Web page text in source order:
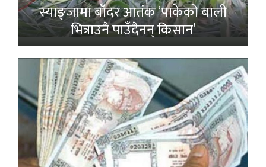
स्याङ्जामा बाँदर आतंक ‘पाकेको बाली
भित्राउनै पाउँदैनन् किसान’